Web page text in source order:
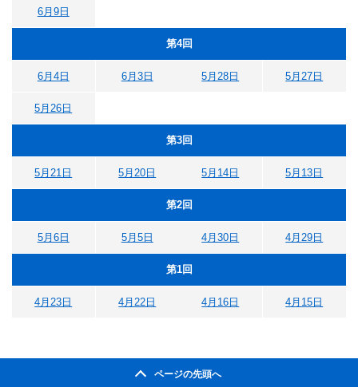
6月9日
第4回
6月4日 6月3日 5月28日 5月27日
5月26日
第3回
5月21日 5月20日 5月14日 5月13日
第2回
5月6日 5月5日 4月30日 4月29日
第1回
4月23日 4月22日 4月16日 4月15日
ページの先頭へ